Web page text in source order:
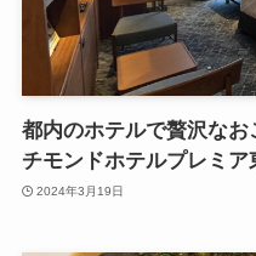
都内のホテルで贅沢な
チモンドホテルプレミア
2024年3月19日